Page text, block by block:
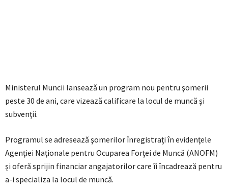
Ministerul Muncii lansează un program nou pentru şomerii
peste 30 de ani, care vizează calificare la locul de muncă şi
subvenţii.
Programul se adresează şomerilor înregistraţi în evidenţele
Agenţiei Naţionale pentru Ocuparea Forţei de Muncă (ANOFM)
şi oferă sprijin financiar angajatorilor care îi încadrează pentru
a-i specializa la locul de muncă.